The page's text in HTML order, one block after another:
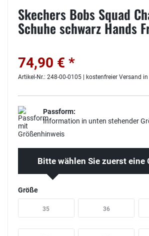
Skechers Bobs Squad
Schuhe schwarz Hands
74,90 € *
Artikel-Nr.: 248-00-0105 | kostenfreier Versand in
Passform:
Information in unten stehender
Bitte wählen Sie zuerst eine
Größe
35 36